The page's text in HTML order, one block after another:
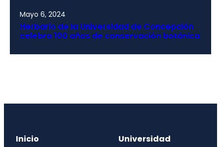
Mayo 6, 2024
Herbario de la Universidad de Concepción
celebra 100 años de conservación botánica
Inicio Universidad